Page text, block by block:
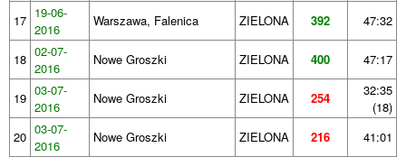
17 19-06-
2016
Warszawa, Falenica ZIELONA 392 47:32
18 02-07-
2016
Nowe Groszki ZIELONA 400 47:17
19 03-07-
2016
Nowe Groszki ZIELONA 254
32:35
(18)
20 03-07-
2016
Nowe Groszki ZIELONA 216 41:01